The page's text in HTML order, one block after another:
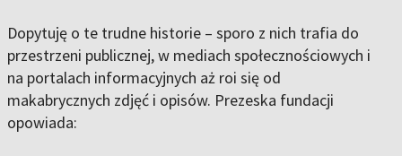
Dopytuję o te trudne historie – sporo z nich trafia do
przestrzeni publicznej, w mediach społecznościowych i
na portalach informacyjnych aż roi się od
makabrycznych zdjęć i opisów. Prezeska fundacji
opowiada: